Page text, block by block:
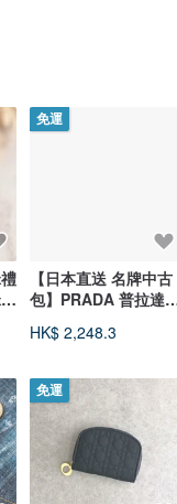
免運
【日本直送 名牌中古
包】PRADA 普拉達
尼龍 6 連 M222
HK$ 2,248.3
免運